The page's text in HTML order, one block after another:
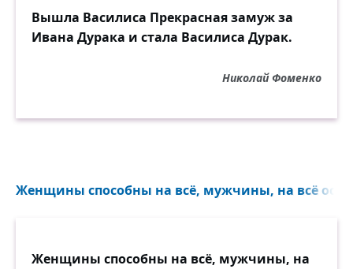
Вышла Василиса Прекрасная замуж за
Ивана Дурака и стала Василиса Дурак.
Николай Фоменко
Женщины способны на всё, мужчины, на всё
Женщины способны на всё, мужчины, на